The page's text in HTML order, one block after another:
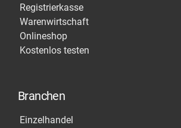
Registrierkasse
Warenwirtschaft
Onlineshop
Kostenlos testen
Branchen
Einzelhandel